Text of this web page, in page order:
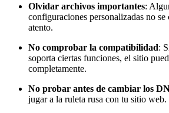
Olvidar archivos importantes:
configuraciones personalizadas no se
atento.
No comprobar la compatibilidad:
soporta ciertas funciones, el sitio
completamente.
No probar antes de cambiar los
jugar a la ruleta rusa con tu sitio web.